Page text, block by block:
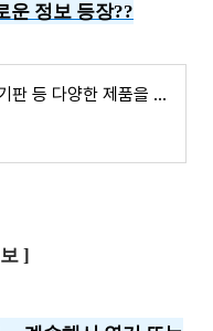
운 정보 등장??
Apple 배터리 회로기판 등 다양한 제품을 리싸이클하기 위한 준비를 하고 있다는 새로운 정보 등
]